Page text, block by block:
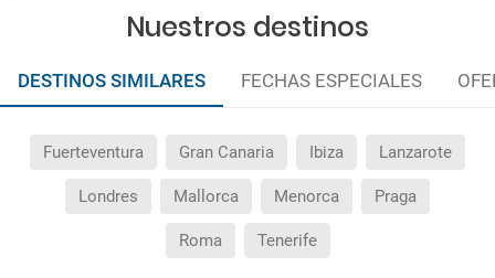
Nuestros destinos
DESTINOS SIMILARES FECHAS ESPECIALES
Fuerteventura Gran Canaria Ibiza Lanzarote
Londres Mallorca Menorca Praga
Roma Tenerife